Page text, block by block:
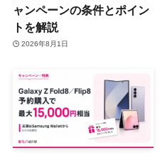
ャンペーンの条件とポイン
トを解説
2026年8月1日